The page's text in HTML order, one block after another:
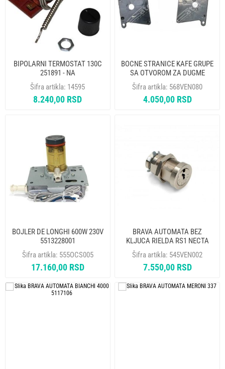
BIPOLARNI TERMOSTAT 130C
251891 - NA
Šifra artikla: 14595
8.240,00 RSD
BOCNE STRANICE KAFE GRUPE
SA OTVOROM ZA DUGME
BIANCHI 43123920
Šifra artikla: 568VEN080
4.050,00 RSD
BOJLER DE LONGHI 600W 230V
5513228001
Šifra artikla: 555OCS005
17.160,00 RSD
BRAVA AUTOMATA BEZ
KLJUCA RIELDA RS1 NECTA
LAVAZZA 258883
Šifra artikla: 545VEN002
7.550,00 RSD